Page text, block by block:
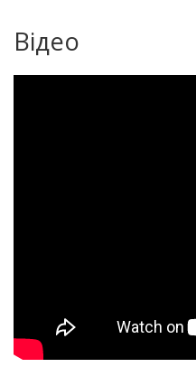
Відео